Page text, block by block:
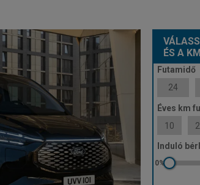
ÉS A
Futamidő
24
Éves km
10
Induló